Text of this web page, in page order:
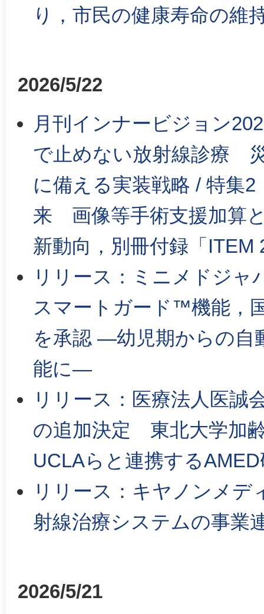
り，市民の健康寿命の維
2026/5/22
月刊インナービジョン
で止めない放射線診療
に備える実装戦略 / 特集
来 画像等手術支援加算
新動向，別冊付録「ITEM
リリース：ミニメドジ
スマートガード™機能，
を承認 ―幼児期からの自
能に―
リリース：医療法人医誠
の追加決定 東北大学加
UCLAらと連携する
リリース：キヤノンメデ
射線治療システムの事業
2026/5/21